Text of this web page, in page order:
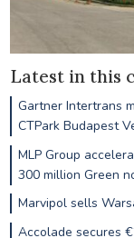
Latest in this
Gartner Intertrans
CTPark Budapest
MLP Group
300 million Green
Marvipol sells
Accolade secures